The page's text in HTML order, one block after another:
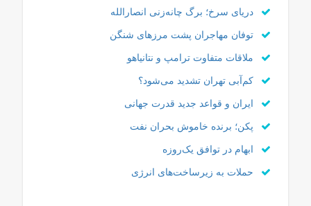
دریای سرخ؛ برگ چانه‌زنی انصارالله
توفان مهاجران پشت مرزهای شنگن
ملاقات متفاوت ترامپ و نتانیاهو
کم‌آبی تهران تشدید می‌شود؟
ایران و قواعد جدید قدرت جهانی
پکن؛ برنده خاموش بحران نفت
ابهام در توافق یک‌روزه
حملات به زیرساخت‌های انرژی